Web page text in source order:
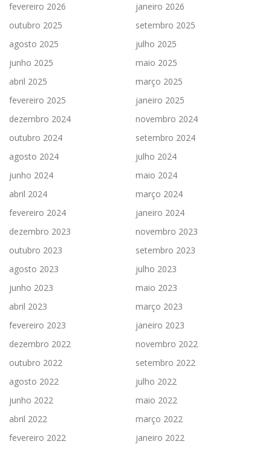
fevereiro 2026
janeiro 2026
outubro 2025
setembro 2025
agosto 2025
julho 2025
junho 2025
maio 2025
abril 2025
março 2025
fevereiro 2025
janeiro 2025
dezembro 2024
novembro 2024
outubro 2024
setembro 2024
agosto 2024
julho 2024
junho 2024
maio 2024
abril 2024
março 2024
fevereiro 2024
janeiro 2024
dezembro 2023
novembro 2023
outubro 2023
setembro 2023
agosto 2023
julho 2023
junho 2023
maio 2023
abril 2023
março 2023
fevereiro 2023
janeiro 2023
dezembro 2022
novembro 2022
outubro 2022
setembro 2022
agosto 2022
julho 2022
junho 2022
maio 2022
abril 2022
março 2022
fevereiro 2022
janeiro 2022